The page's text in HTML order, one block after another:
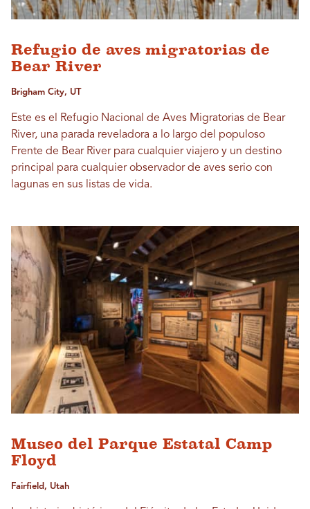
Refugio de aves migratorias de
Bear River
Brigham City, UT
Este es el Refugio Nacional de Aves Migratorias de Bear
River, una parada reveladora a lo largo del populoso
Frente de Bear River para cualquier viajero y un destino
principal para cualquier observador de aves serio con
lagunas en sus listas de vida.
Museo del Parque Estatal Camp
Floyd
Fairfield, Utah